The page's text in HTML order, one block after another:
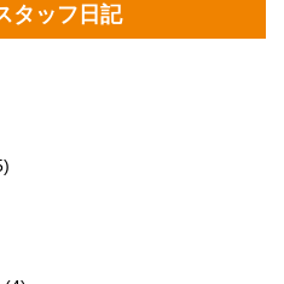
タッフ日記